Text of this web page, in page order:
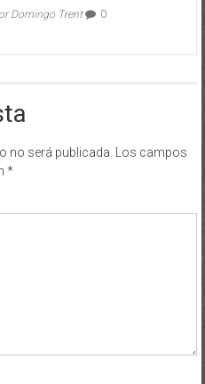
Domingo Trent 0
no será publicada.
Los campos
*